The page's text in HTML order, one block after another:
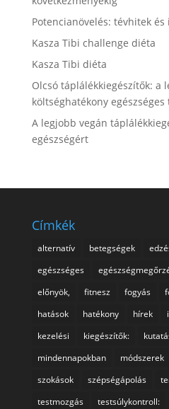
Potencianövelés: tévhitek és
Kasza Tibi challenge diéta
Kasza Tibi diéta
Olcsó táplálékkiegészítők: a
költséghatékony
A legjobb vegán
egészségért
Címkék
alternatív betegségek
egészséges
előnyök,
fitnesz fogyás
hatások
hatékony hírek
kezelési
kiegészítők:
mindennapokban
módszerek
szokások
szépségápolás
testmozgás
testsúlykontroll: